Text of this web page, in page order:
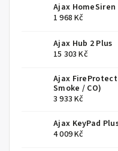
Ajax HomeSiren
1 968 Kč
Ajax Hub 2 Plus
15 303 Kč
Ajax FireProtect
Smoke / CO)
3 933 Kč
Ajax KeyPad
4 009 Kč